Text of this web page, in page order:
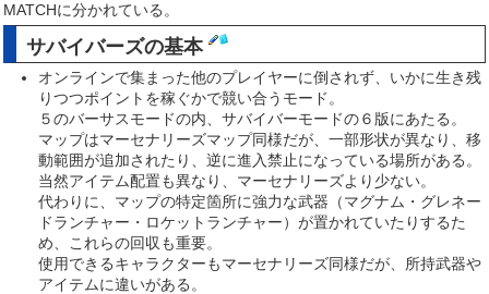
MATCHに分かれている。
サバイバーズの基本
オンラインで集まった他のプレイヤーに倒されず、いかに生き残
りつつポイントを稼ぐかで競い合うモード。
５のバーサスモードの内、サバイバーモードの６版にあたる。
マップはマーセナリーズマップ同様だが、一部形状が異なり、移
動範囲が追加されたり、逆に進入禁止になっている場所がある。
当然アイテム配置も異なり、マーセナリーズより少ない。
代わりに、マップの特定箇所に強力な武器（マグナム・グレネー
ドランチャー・ロケットランチャー）が置かれていたりするた
め、これらの回収も重要。
使用できるキャラクターもマーセナリーズ同様だが、所持武器や
アイテムに違いがある。